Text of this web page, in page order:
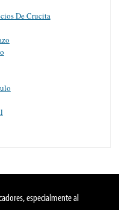
De Crucita
especialmente al